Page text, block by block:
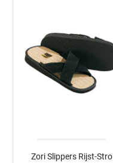
Zori Slippers Rijst-Stro